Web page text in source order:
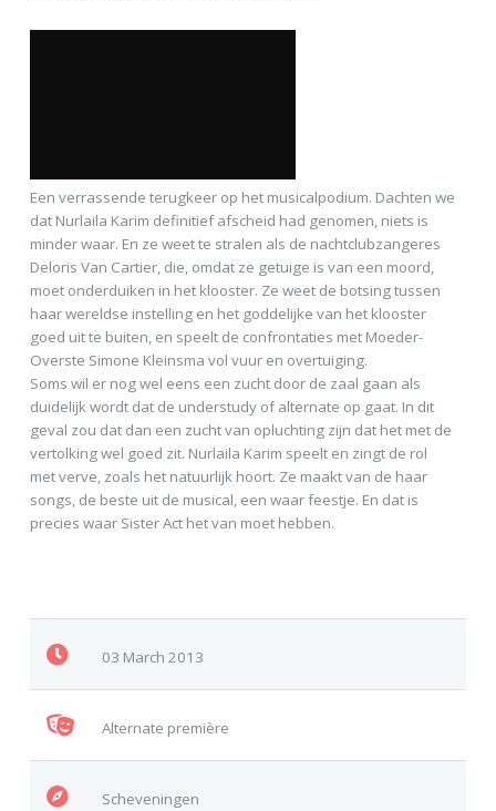
Een verrassende terugkeer op het musicalpodium. Dachten we
dat Nurlaila Karim definitief afscheid had genomen, niets is
minder waar. En ze weet te stralen als de nachtclubzangeres
Deloris Van Cartier, die, omdat ze getuige is van een moord,
moet onderduiken in het klooster. Ze weet de botsing tussen
haar wereldse instelling en het goddelijke van het klooster
goed uit te buiten, en speelt de confrontaties met Moeder-
Overste Simone Kleinsma vol vuur en overtuiging.
Soms wil er nog wel eens een zucht door de zaal gaan als
duidelijk wordt dat de understudy of alternate op gaat. In dit
geval zou dat dan een zucht van opluchting zijn dat het met de
vertolking wel goed zit. Nurlaila Karim speelt en zingt de rol
met verve, zoals het natuurlijk hoort. Ze maakt van de haar
songs, de beste uit de musical, een waar feestje. En dat is
precies waar Sister Act het van moet hebben.
03 March 2013
Alternate première
Scheveningen